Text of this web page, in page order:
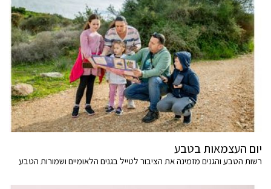
יום העצמאות בטבע
רשות הטבע והגנים מזמינה את הציבור לטייל בגנים הלאומיים ושמורות הטבע